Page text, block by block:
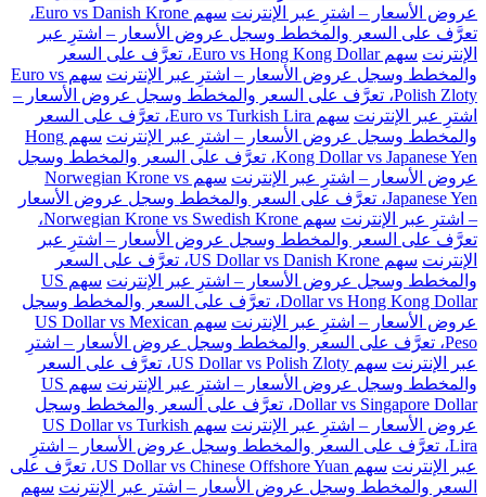
عروض الأسعار – اشترِ عبر الإنترنت
سهم Euro vs Danish Krone،
تعرَّف على السعر والمخطط وسجل عروض الأسعار – اشترِ عبر
الإنترنت
سهم Euro vs Hong Kong Dollar، تعرَّف على السعر
والمخطط وسجل عروض الأسعار – اشترِ عبر الإنترنت
سهم Euro vs
Polish Zloty، تعرَّف على السعر والمخطط وسجل عروض الأسعار –
اشترِ عبر الإنترنت
سهم Euro vs Turkish Lira، تعرَّف على السعر
والمخطط وسجل عروض الأسعار – اشترِ عبر الإنترنت
سهم Hong
Kong Dollar vs Japanese Yen، تعرَّف على السعر والمخطط وسجل
عروض الأسعار – اشترِ عبر الإنترنت
سهم Norwegian Krone vs
Japanese Yen، تعرَّف على السعر والمخطط وسجل عروض الأسعار
– اشترِ عبر الإنترنت
سهم Norwegian Krone vs Swedish Krone،
تعرَّف على السعر والمخطط وسجل عروض الأسعار – اشترِ عبر
الإنترنت
سهم US Dollar vs Danish Krone، تعرَّف على السعر
والمخطط وسجل عروض الأسعار – اشترِ عبر الإنترنت
سهم US
Dollar vs Hong Kong Dollar، تعرَّف على السعر والمخطط وسجل
عروض الأسعار – اشترِ عبر الإنترنت
سهم US Dollar vs Mexican
Peso، تعرَّف على السعر والمخطط وسجل عروض الأسعار – اشترِ
عبر الإنترنت
سهم US Dollar vs Polish Zloty، تعرَّف على السعر
والمخطط وسجل عروض الأسعار – اشترِ عبر الإنترنت
سهم US
Dollar vs Singapore Dollar، تعرَّف على السعر والمخطط وسجل
عروض الأسعار – اشترِ عبر الإنترنت
سهم US Dollar vs Turkish
Lira، تعرَّف على السعر والمخطط وسجل عروض الأسعار – اشترِ
عبر الإنترنت
سهم US Dollar vs Chinese Offshore Yuan، تعرَّف على
السعر والمخطط وسجل عروض الأسعار – اشترِ عبر الإنترنت سهم